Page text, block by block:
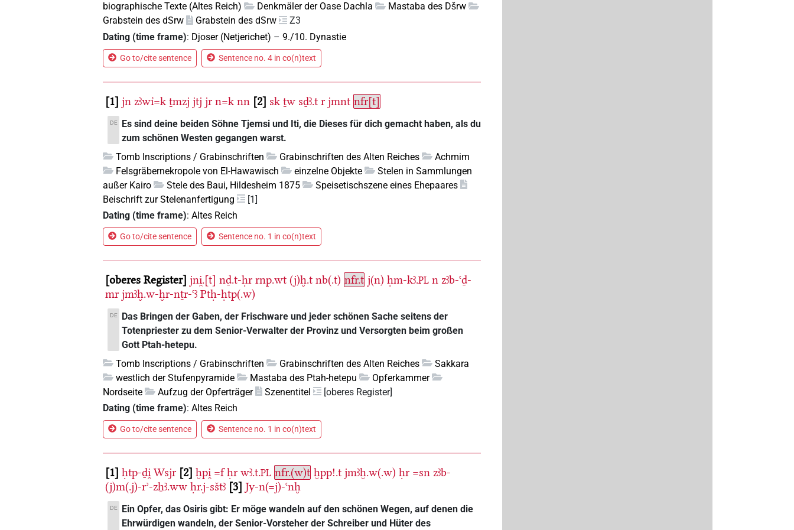
biographische Texte (Altes Reich)
Denkmäler der Oase Dachla
Mastaba des Dšrw
Grabstein des dSrw
Grabstein des dSrw
Z3
Dating (time frame): Djoser (Netjerichet) –9./10. Dynastie
Go to/cite sentence Sentence no. 4 in co(n)text
1 jn zꜣwı͗=k ṯmzj jtj jr n=k nn 2 sk ṯw sḏꜣ.t r jmnt nfr[t]
DE
Es sind deine beiden Söhne Tjemsi und Iti, die Dieses für dich gemacht haben, als du
zum schönen Westen gegangen warst.
Tomb Inscriptions / Grabinschriften
Grabinschriften des Alten Reiches
Achmim
Felsgräbernekropole von El-Hawawisch
einzelne Objekte
Stelen in Sammlungen
außer Kairo
Stele des Baui, Hildesheim 1875
Speisetischszene eines Ehepaares
Beischrift zur Stelenanfertigung
[1]
Dating (time frame):Altes Reich
Go to/cite sentence Sentence no. 1 in co(n)text
oberes Register jni̯.[t] nḏ.t-ḥr rnp.wt (j)ḫ.t nb(.t) nfr.t j(n) ḥm-kꜣ.PL n zꜣb-ꜥḏ-
mr jmꜣḫ.w-ḫr-nṯr-ꜥꜣ Ptḥ-ḥtp(.w)
DE
Das Bringen der Gaben, der Frischware und jeder schönen Sache seitens der
Totenpriester zu dem Senior-Verwalter der Provinz und Versorgten beim großen
Gott Ptah-hetepu.
Tomb Inscriptions / Grabinschriften
Grabinschriften des Alten Reiches
Sakkara
westlich der Stufenpyramide
Mastaba des Ptah-hetepu
Opferkammer
Nordseite
Aufzug der Opferträger Szenentitel
[oberes Register]
Dating (time frame):Altes Reich
Go to/cite sentence Sentence no. 1 in co(n)text
1 ḥtp-ḏi̯ Wsjr 2 ḫpi̯ =f ḥr wꜣ.t.PL nfr.(w)t ḫpp!.t jmꜣḫ.w(.w) ḥr =sn zꜣb-
(j)m(.j)-rʾ-zẖꜣ.ww ḥr.j-sštꜣ 3 Jy-n(=j)-ꜥnḫ
DE
Ein Opfer, das Osiris gibt: Er möge wandeln auf den schönen Wegen, auf denen die
Ehrwürdigen wandeln, der Senior-Vorsteher der Schreiber und Hüter des